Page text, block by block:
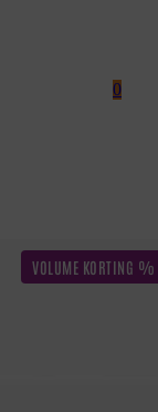
0